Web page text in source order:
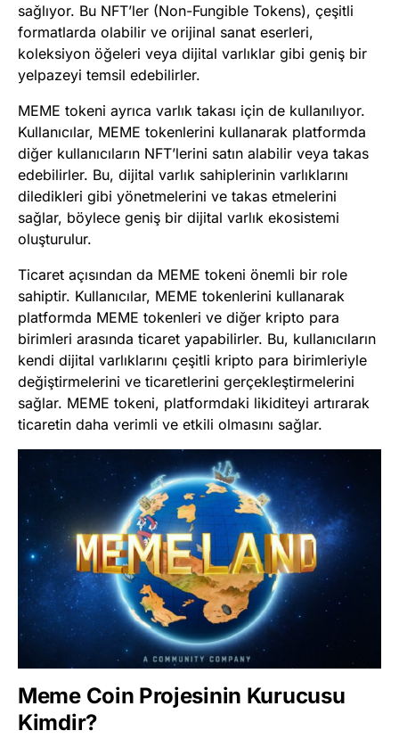
sağlıyor. Bu NFT’ler (Non-Fungible Tokens), çeşitli
formatlarda olabilir ve orijinal sanat eserleri,
koleksiyon öğeleri veya dijital varlıklar gibi geniş bir
yelpazeyi temsil edebilirler.
MEME tokeni ayrıca varlık takası için de kullanılıyor.
Kullanıcılar, MEME tokenlerini kullanarak platformda
diğer kullanıcıların NFT’lerini satın alabilir veya takas
edebilirler. Bu, dijital varlık sahiplerinin varlıklarını
diledikleri gibi yönetmelerini ve takas etmelerini
sağlar, böylece geniş bir dijital varlık ekosistemi
oluşturulur.
Ticaret açısından da MEME tokeni önemli bir role
sahiptir. Kullanıcılar, MEME tokenlerini kullanarak
platformda MEME tokenleri ve diğer kripto para
birimleri arasında ticaret yapabilirler. Bu, kullanıcıların
kendi dijital varlıklarını çeşitli kripto para birimleriyle
değiştirmelerini ve ticaretlerini gerçekleştirmelerini
sağlar. MEME tokeni, platformdaki likiditeyi artırarak
ticaretin daha verimli ve etkili olmasını sağlar.
Meme Coin Projesinin Kurucusu
Kimdir?